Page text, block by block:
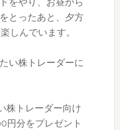
とったあと、夕方
しんでいます。
い株トレーダーに
株トレーダー向け
円分をプレゼント